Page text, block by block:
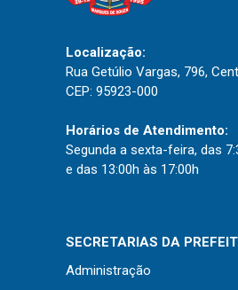
Localização:
Rua Getúlio Vargas, 796,
CEP: 95923-000
Horários de Atendimento:
Segunda a sexta-feira, das
e das 13:00h às 17:00h
SECRETARIAS DA
Administração